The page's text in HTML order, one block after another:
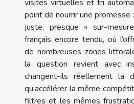
visites virtuelles et tri
point de nourrir une
juste, presque « sur-
français encore tendu, où
de nombreuses zones
la question revient avec
changent-ils réellement la
qu’accélérer la même
filtres et les mêmes